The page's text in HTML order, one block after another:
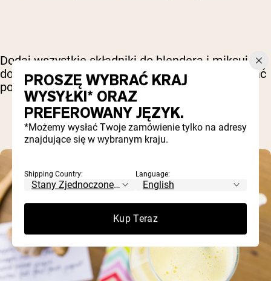
Dodaj wszystkie składniki do blendera i miksuj, aż
do dokładnego połączenia. Dodaj lód, aby uzyskać
pożądaną konsystencję.
PROSZĘ WYBRAĆ KRAJ
WYSYŁKI* ORAZ
PREFEROWANY JĘZYK.
*Możemy wysłać Twoje zamówienie tylko na adresy
znajdujące się w wybranym kraju.
Shipping Country: Language:
Kup Teraz